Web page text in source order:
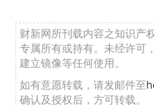
财新网所刊载内容之知识产
专属所有或持有。未经许可
建立镜像等任何使用。
如有意愿转载，请发邮件至
确认及授权后，方可转载。